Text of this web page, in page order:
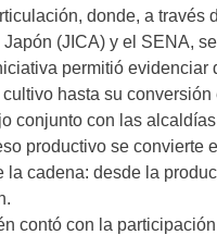
donde, a través
Japón (JICA) y el SENA,
permitió
hasta su
conjunto con las
productivo se convierte
la cadena: desde la
contó con la